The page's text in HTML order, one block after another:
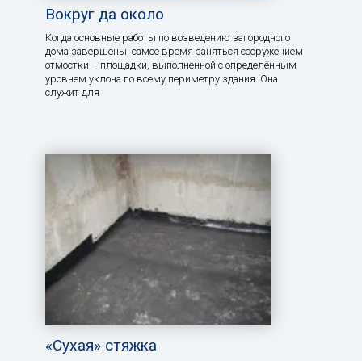
Вокруг да около
Когда основные работы по возведению загородного
дома завершены, самое время заняться сооружением
отмостки – площадки, выполненной с определённым
уровнем уклона по всему периметру здания. Она
служит для
«Сухая» стяжка